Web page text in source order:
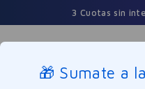
3 Cuotas sin
🎁 Sumate a